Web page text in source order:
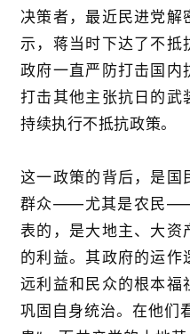
决策者 ，最近民进党解
示， 蒋 当时下达了不抵
政府一直严防打击国内
打击其他主张抗日的武
持续执行不抵抗政策。
这一政策的背后，是国
群众——尤其是农民
表的，是大地主、大资
的利益。其政府的运作
远利益和民众的根本福
巩固自身统治。在他们